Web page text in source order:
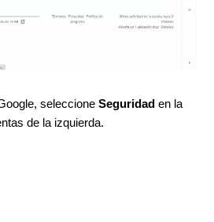
seleccione Seguridad en la
de la izquierda.